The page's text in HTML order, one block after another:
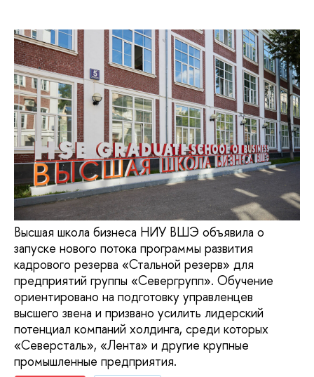
Высшая школа бизнеса НИУ ВШЭ объявила о
запуске нового потока программы развития
кадрового резерва «Стальной резерв» для
предприятий группы «Севергрупп». Обучение
ориентировано на подготовку управленцев
высшего звена и призвано усилить лидерский
потенциал компаний холдинга, среди которых
«Северсталь», «Лента» и другие крупные
промышленные предприятия.